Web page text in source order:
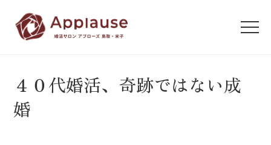
４０代婚活、奇跡ではない成
婚